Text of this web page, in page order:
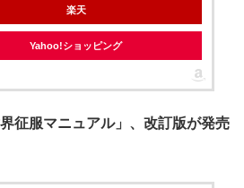
楽天
Yahoo!ショッピング
征服マニュアル」、改訂版が発売